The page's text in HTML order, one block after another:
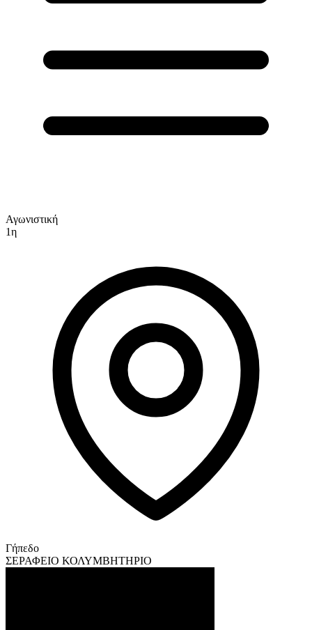
Αγωνιστική
1η
Γήπεδο
ΣΕΡΑΦΕΙΟ ΚΟΛΥΜΒΗΤΗΡΙΟ